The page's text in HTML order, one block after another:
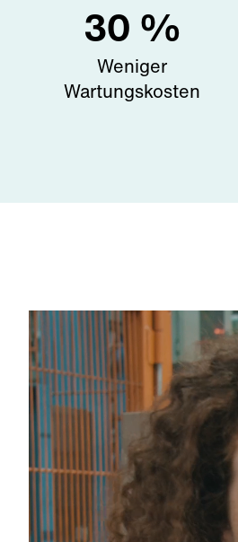
30 %
Weniger
Wartungskosten